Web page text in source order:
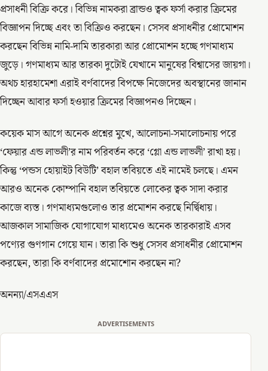
প্রসাধনী বিক্রি করে। বিভিন্ন নামকরা ব্রান্ডও ত্বক ফর্সা করার ক্রিমের
বিজ্ঞাপন দিচ্ছে এবং তা বিক্রিও করছেন। সেসব প্রসাধনীর প্রোমোশন
করছেন বিভিন্ন নামি-দামি তারকারা আর প্রোমোশন হচ্ছে গণমাধ্যম
জুড়ে। গণমাধ্যম আর তারকা দুটোই যেখানে মানুষের বিশ্বাসের জায়গা।
অথচ হারহামেশা এরাই বর্ণবাদের বিপক্ষে নিজেদের অবস্থানের জানান
দিচ্ছেন আবার ফর্সা হওয়ার ক্রিমের বিজ্ঞাপনও দিচ্ছেন।
কয়েক মাস আগে অনেক প্রশ্নের মুখে, আলোচনা-সমালোচনায় পরে
‘ফেয়ার এন্ড লাভলী’র নাম পরিবর্তন করে ‘গ্লো এন্ড লাভলী’ রাখা হয়।
কিন্তু ‘পন্ডস হোয়াইট বিউটি’ বহাল তবিয়তে এই নামেই চলছে। এমন
আরও অনেক কোম্পানি বহাল তবিয়তে লোকের ত্বক সাদা করার
কাজে ব্যস্ত। গণমাধ্যমগুলোও তার প্রমোশন করছে নির্দ্বিধায়।
আজকাল সামাজিক যোগাযোগ মাধ্যমেও অনেক তারকারাই এসব
পণ্যের গুণগান গেয়ে যান। তারা কি শুধু সেসব প্রসাধনীর প্রোমোশন
করছেন, তারা কি বর্ণবাদের প্রমোশোন করছেন না?
অনন্যা/এসএএস
ADVERTISEMENTS